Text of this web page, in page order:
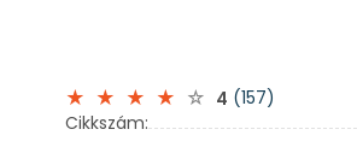
4 (157)
Cikkszám: